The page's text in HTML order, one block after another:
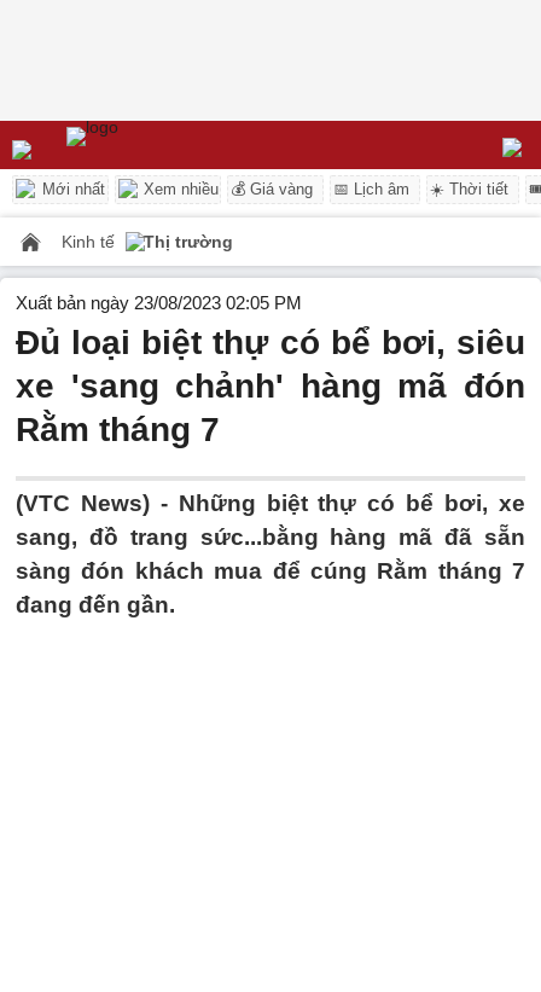
Mới nhất Xem nhiều 💰 Giá vàng 📅 Lịch âm ☀️ Thời tiết
Kinh tế Thị trường
Xuất bản ngày 23/08/2023 02:05 PM
Đủ loại biệt thự có bể bơi, siêu
xe 'sang chảnh' hàng mã đón
Rằm tháng 7
(VTC News) - Những biệt thự có bể bơi, xe
sang, đồ trang sức...bằng hàng mã đã sẵn
sàng đón khách mua để cúng Rằm tháng 7
đang đến gần.